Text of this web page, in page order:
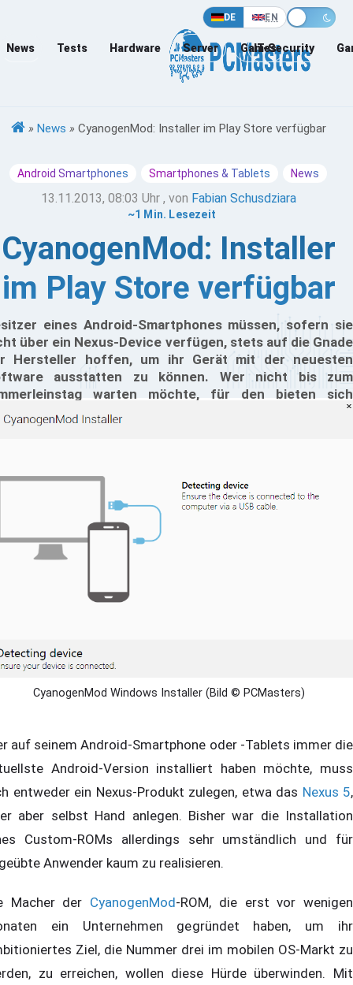
DE EN
News Tests Hardware Server Games
IT-Security
» News » CyanogenMod: Installer im Play Store verfügbar
Android Smartphones Smartphones & Tablets News
13.11.2013, 08:03 Uhr , von Fabian Schusdziara
~1 Min. Lesezeit
CyanogenMod: Installer
im Play Store verfügbar
eines Android-Smartphones müssen, sofern sie
über ein Nexus-Device verfügen, stets auf die Gnade
Hersteller hoffen, um ihr Gerät mit der neuesten
ausstatten zu können. Wer nicht bis zum
warten möchte, für den bieten sich
ROMs an; etwa CyanogenMod. Das ehemalige
Projekt, das nun als eigenständiges
ist der dazu notwendige CyanogenMod Installer im
Store verfügbar.
CyanogenMod Windows Installer (Bild © PCMasters)
auf seinem Android-Smartphone oder -Tablets immer die
Android-Version installiert haben möchte, muss
entweder ein Nexus-Produkt zulegen, etwa das Nexus 5,
aber selbst Hand anlegen. Bisher war die Installation
Custom-ROMs allerdings sehr umständlich und für
Anwender kaum zu realisieren.
Macher der CyanogenMod-ROM, die erst vor wenigen
ein Unternehmen gegründet haben, um ihr
Ziel, die Nummer drei im mobilen OS-Markt zu
zu erreichen, wollen diese Hürde überwinden. Mit